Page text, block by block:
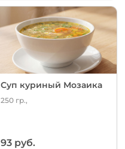
Суп куриный Мозаика
250 гр.,
93 руб.